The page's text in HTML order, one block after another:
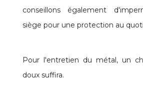
conseillons également
siège pour une protection au
Pour l'entretien du métal, un
doux suffira.